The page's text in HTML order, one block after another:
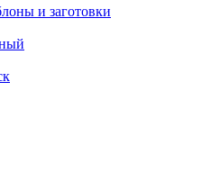
и заготовки